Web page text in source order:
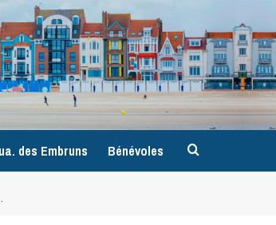
des Embruns Bénévoles